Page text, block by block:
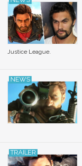
Justice League.